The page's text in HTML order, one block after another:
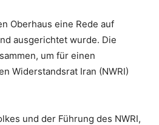
Oberhaus eine Rede auf
ausgerichtet wurde. Die
um für einen
Widerstandsrat Iran (NWRI)
und der Führung des NWRI,